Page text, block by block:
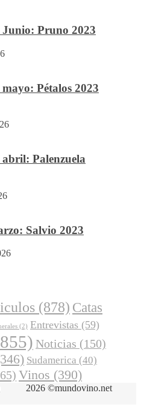
Junio: Pruno 2023
Pétalos 2023
Palenzuela
Salvio 2023
(878) Catas
(2) Entrevistas (59)
Noticias (150)
Sudamerica (40)
Vinos (390)
2026 ©mundovino.net